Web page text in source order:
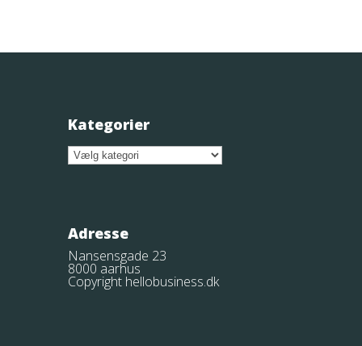
Kategorier
Kategorier
Adresse
Nansensgade 23
8000 aarhus
Copyright hellobusiness.dk